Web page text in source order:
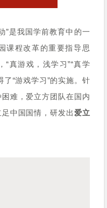
”是我国学前教育中的一
课程改革的重要指导思
真游戏，浅学习”“真学
了“游戏学习”的实施。针
难，爱立方团队在国内
足中国国情，研发出 爱立